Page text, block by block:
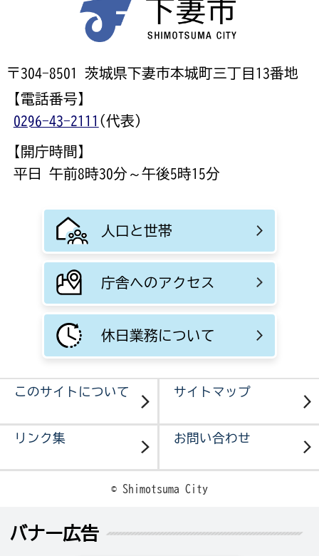
〒304-8501 茨城県下妻市本城町三丁目13番地
【電話番号】
0296-43-2111 (代表)
【開庁時間】
平日 午前8時30分～午後5時15分
人口と世帯
庁舎へのアクセス
休日業務について
このサイトについて サイトマップ
リンク集 お問い合わせ
© Shimotsuma City
バナー広告